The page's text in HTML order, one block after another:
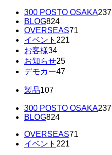
300 POSTO OSAKA237
BLOG824
OVERSEAS71
イベント 221
お客様34
お知らせ25
デモカー47
製品107
300 POSTO OSAKA237
BLOG824
OVERSEAS71
イベント 221